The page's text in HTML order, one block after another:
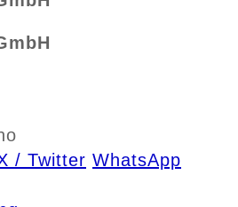
/ Twitter WhatsApp